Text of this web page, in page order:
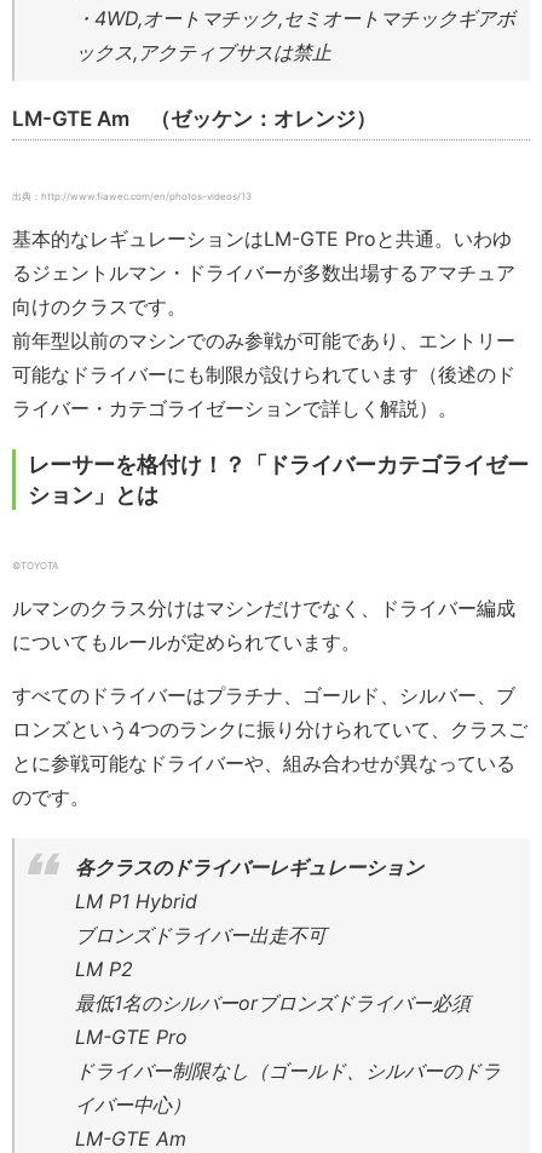
・4WD,オートマチック,セミオートマチックギアボ
ックス,アクティブサスは禁止
LM-GTE Am （ゼッケン：オレンジ）
出典：http://www.fiawec.com/en/photos-videos/13
基本的なレギュレーションはLM-GTE Proと共通。いわゆ
るジェントルマン・ドライバーが多数出場するアマチュア
向けのクラスです。
前年型以前のマシンでのみ参戦が可能であり、エントリー
可能なドライバーにも制限が設けられています（後述のド
ライバー・カテゴライゼーションで詳しく解説）。
レーサーを格付け！？「ドライバーカテゴライゼー
ション」とは
©︎TOYOTA
ルマンのクラス分けはマシンだけでなく、ドライバー編成
についてもルールが定められています。
すべてのドライバーはプラチナ、ゴールド、シルバー、ブ
ロンズという4つのランクに振り分けられていて、クラスご
とに参戦可能なドライバーや、組み合わせが異なっている
のです。
各クラスのドライバーレギュレーション
LM P1 Hybrid
ブロンズドライバー出走不可
LM P2
最低1名のシルバーorブロンズドライバー必須
LM-GTE Pro
ドライバー制限なし（ゴールド、シルバーのドラ
イバー中心）
LM-GTE Am